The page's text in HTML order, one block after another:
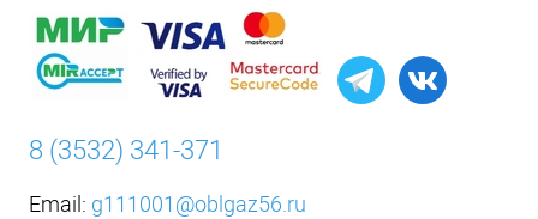
8 (3532) 341-371
Email: g111001@oblgaz56.ru